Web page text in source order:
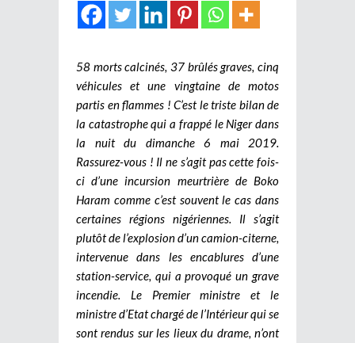
58 morts calcinés, 37 brûlés graves, cinq
véhicules et une vingtaine de motos
partis en flammes ! C’est le triste bilan de
la catastrophe qui a frappé le Niger dans
la nuit du dimanche 6 mai 2019.
Rassurez-vous ! Il ne s’agit pas cette fois-
ci d’une incursion meurtrière de Boko
Haram comme c’est souvent le cas dans
certaines régions nigériennes. Il s’agit
plutôt de l’explosion d’un camion-citerne,
intervenue dans les encablures d’une
station-service, qui a provoqué un grave
incendie. Le Premier ministre et le
ministre d’Etat chargé de l’Intérieur qui se
sont rendus sur les lieux du drame, n’ont